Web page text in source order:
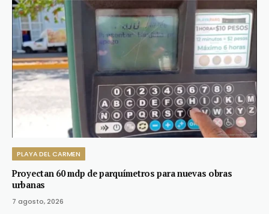
PLAYA DEL CARMEN
Proyectan 60 mdp de parquímetros para nuevas obras
urbanas
7 agosto, 2026